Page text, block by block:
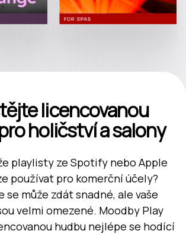
licencovanou
holičství a salony
playlisty ze Spotify nebo Apple
používat pro komerční účely?
se může zdát snadné, ale vaše
velmi omezené. Moodby Play
hudbu nejlépe se hodící